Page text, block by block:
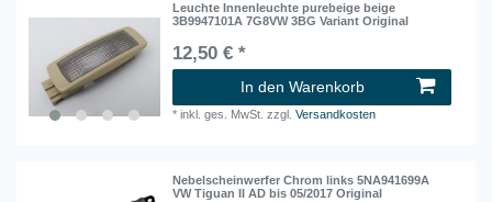
Leuchte Innenleuchte purebeige beige
3B9947101A 7G8VW 3BG Variant Original
12,50 € *
In den Warenkorb
*inkl. ges. MwSt. zzgl.Versandkosten
Nebelscheinwerfer Chrom links 5NA941699A
VW Tiguan II AD bis 05/2017 Original